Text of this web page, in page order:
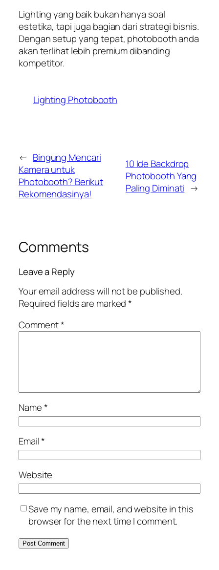
Lighting yang baik bukan hanya soal
estetika, tapi juga bagian dari strategi bisnis.
Dengan setup yang tepat, photobooth anda
akan terlihat lebih premium dibanding
kompetitor.
Lighting Photobooth
← Bingung Mencari
Kamera untuk
Photobooth? Berikut
Rekomendasinya!
10 Ide Backdrop
Photobooth Yang
Paling Diminati →
Comments
Leave a Reply
Your email address will not be published.
Required fields are marked*
Comment*
Name*
Email*
Website
Save my name, email, and website in this
browser for the next time I comment.